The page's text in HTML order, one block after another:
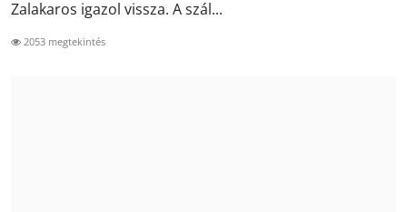
Zalakaros igazol vissza. A szál...
2053 megtekintés